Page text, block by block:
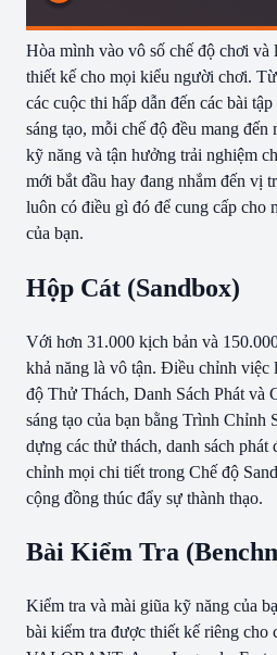
Hòa mình vào vô số chế độ chơi
thiết kế cho mọi kiểu người chơi.
các cuộc thi hấp dẫn đến các bài
sáng tạo, mỗi chế độ đều mang đến
kỹ năng và tận hưởng trải nghiệm
mới bắt đầu hay đang nhắm đến vị
luôn có điều gì đó để cung cấp cho
của bạn.
Hộp Cát (Sandbox)
Với hơn 31.000 kịch bản và
khả năng là vô tận. Điều chỉnh việc
độ Thử Thách, Danh Sách Phát và
sáng tạo của bạn bằng Trình
dựng các thử thách, danh sách phát
chỉnh mọi chi tiết trong Chế độ
cộng đồng thúc đẩy sự thành thạo.
Bài Kiểm Tra
Kiểm tra và mài giũa kỹ năng của
bài kiểm tra được thiết kế riêng cho